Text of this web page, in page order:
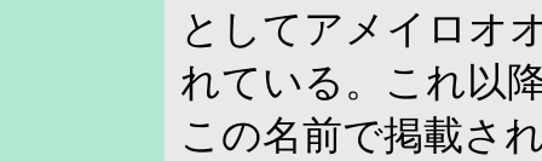
としてアメイロオ
れている。これ以
この名前で掲載さ